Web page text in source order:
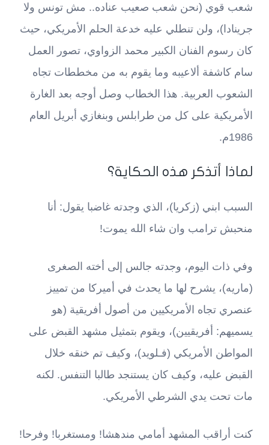
شعب قوي (نحن شعب صعيب عناده.. مش تونس ولا
جرينادا)، ولن تنطلي عليه خدعة الحلم الأمريكي، حيث
كان رسوم الفنان الكبير محمد الزواوي، تصور العمل
سام كاشفة ألاعيبه وما يقوم به من مخططات تجاه
الشعوب العربية. هذا الخطاب وصل أوجه بعد الغارة
الأمريكية على كل من طرابلس وبنغازي أبريل العام
1986م.
لماذا أتذكر هذه الحكاية؟
السبب ابني (زكريا)، الذي وجدته غاضبا يقول: أنا
منحبش ترامب وان شاء الله يموت!
وفي ذات اليوم، وجدته جالس إلى أخته الصغرى
(ماريه)، يشرح لها ما يحدث في أميركا من تمييز
عنصري تجاه الأمريكيين من أصول أفريقية (هو
يسميهم: أفريقيين)، ويقوم بتمثيل مشهد القبض على
المواطن الأمريكي (فـلويد)، وكيف تم خنقه خلال
القبض عليه، وكيف كان يستنجد طالبا التنفس. لكنه
مات تحت يدي الشرطي الأمريكي.
كنت أراقب المشهد أمامي مندهشا! ومستغربا! وفرحا!